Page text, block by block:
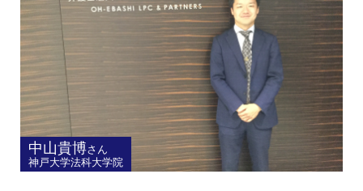
中山貴博さん
神戸大学法科大学院